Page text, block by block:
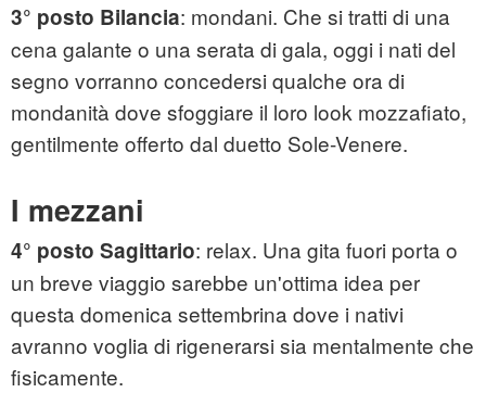
3° posto Bilancia: mondani. Che si tratti di una
cena galante o una serata di gala, oggi i nati del
segno vorranno concedersi qualche ora di
mondanità dove sfoggiare il loro look mozzafiato,
gentilmente offerto dal duetto Sole-Venere.
I mezzani
4° posto Sagittario: relax. Una gita fuori porta o
un breve viaggio sarebbe un'ottima idea per
questa domenica settembrina dove i nativi
avranno voglia di rigenerarsi sia mentalmente che
fisicamente.